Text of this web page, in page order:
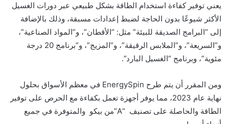
يعني توفير كفاءة استخدام الطاقة بشكل طبيعي عبر دورات الغسيل
الأكثر شيوعًا بدون الحاجة لضبط إعدادات مسبقة، وذلك بالإضافة
إلى “البرامج الصديقة للبيئة” مثل: “الأقطان”، و”المواد الصناعية”،
و”السريعة”، و”الملابس الرقيقة”، و”المزيج”، و”برنامج 20 درجة
مئوية”، وبرنامج “الغسيل البارد”.
ومن المقرر أن يتم طرح EnergySpin في معظم الأسواق بحلول
نهاية عام 2023، مما يوفر أجهزة تعمل بكفاءة مع الحرص على توفير
الطاقة والحاصلة على تصنيف “A”من بيكو والمتوفرة في جميع